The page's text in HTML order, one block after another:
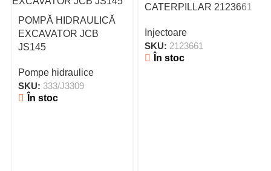
POMPĂ HIDRAULICĂ
EXCAVATOR JCB
JS145
Pompe hidraulice
SKU: 333/J3309
În stoc
CATERPILLAR 2123661
Injectoare
SKU: 2123661
În stoc